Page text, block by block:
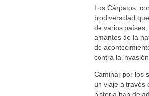
Los Cárpatos,
biodiversidad
de varios países,
amantes de la
de
contra la
Caminar por los
un viaje a través
historia han